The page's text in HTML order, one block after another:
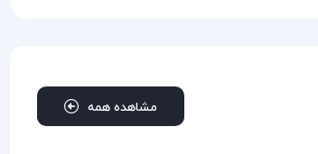
مشاهده همه